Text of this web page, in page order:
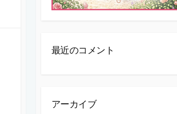
最近のコメント
アーカイブ